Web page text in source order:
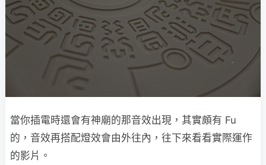
當你插電時還會有神廟的那音效出現，其實頗有 Fu
的，音效再搭配燈效會由外往內，往下來看看實際運作
的影片。